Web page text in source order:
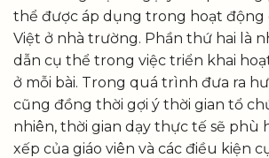
thể được áp dụng trong hoạt động
Việt ở nhà trường. Phần thứ hai là
dẫn cụ thể trong việc triển khai
ở mỗi bài. Trong quá trình đưa ra
cũng đồng thời gợi ý thời gian tổ
nhiên, thời gian dạy thực tế sẽ phù
xếp của giáo viên và các điều kiện